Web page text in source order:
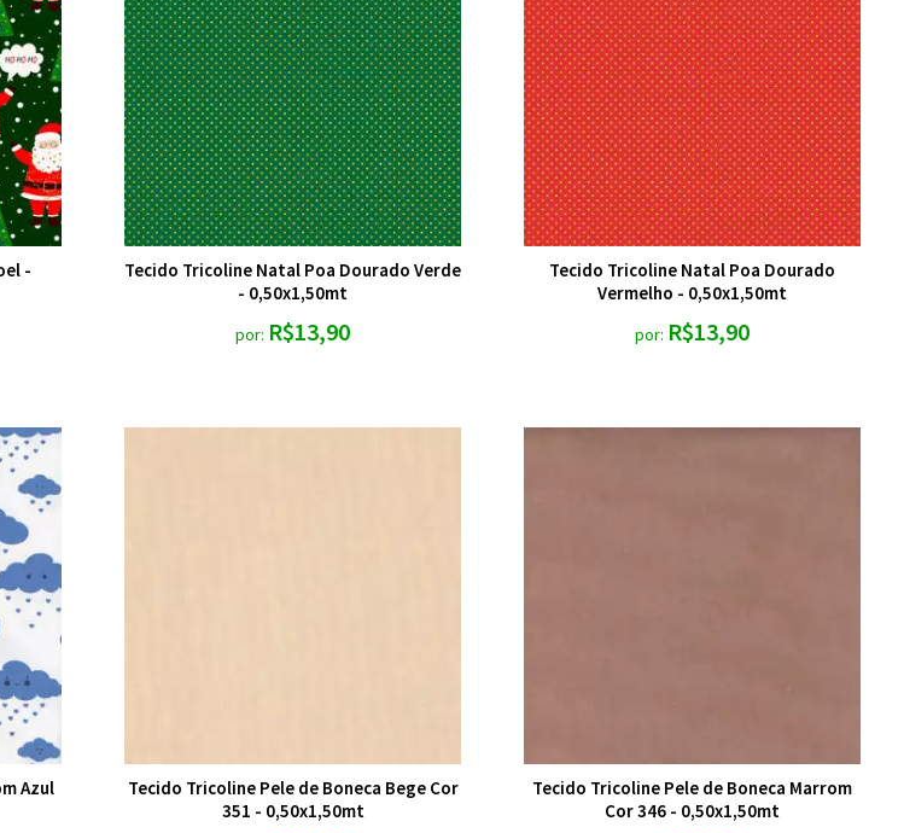
-
Tecido Tricoline Natal Poa Dourado Verde
- 0,50x1,50mt
por: R$13,90
Tecido Tricoline Natal Poa Dourado
Vermelho - 0,50x1,50mt
por: R$13,90
Azul
Tecido Tricoline Pele de Boneca Bege Cor
351 - 0,50x1,50mt
Tecido Tricoline Pele de Boneca Marrom
Cor 346 - 0,50x1,50mt